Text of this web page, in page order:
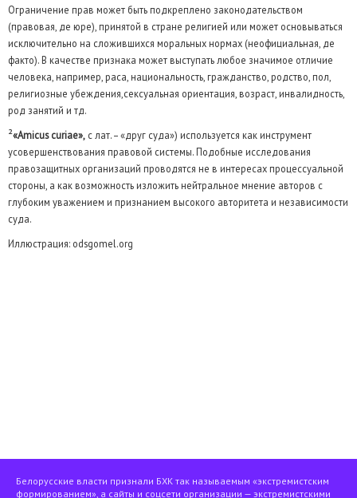
Ограничение прав может быть подкреплено законодательством
(правовая, де юре), принятой в стране религией или может основываться
исключительно на сложившихся моральных нормах (неофициальная, де
факто). В качестве признака может выступать любое значимое отличие
человека, например, раса, национальность, гражданство, родство, пол,
религиозные убеждения,сексуальная ориентация, возраст, инвалидность,
род занятий и тд.
²«Amicus curiae», с лат. – «друг суда») используется как инструмент
усовершенствования правовой системы. Подобные исследования
правозащитных организаций проводятся не в интересах процессуальной
стороны, а как возможность изложить нейтральное мнение авторов с
глубоким уважением и признанием высокого авторитета и независимости
суда.
Иллюстрация: odsgomel.org
Белорусские власти признали БХК так называемым «экстремистским
формированием», а сайты и соцсети организации — экстремистскими